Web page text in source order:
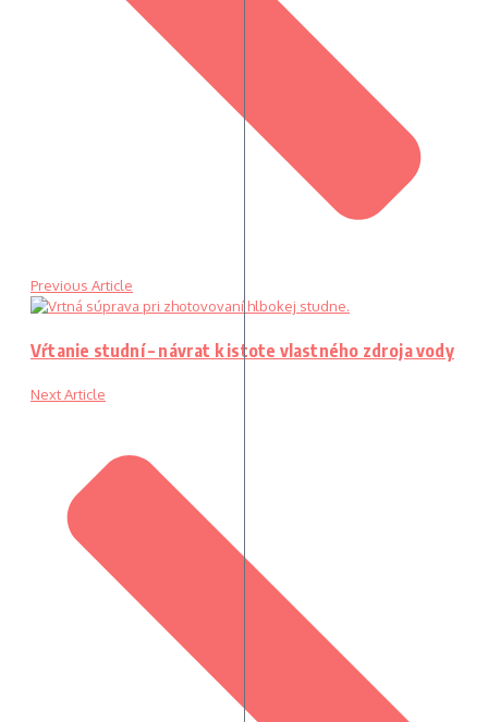
Previous Article
Vŕtanie studní – návrat k istote vlastného zdroja vody
Next Article